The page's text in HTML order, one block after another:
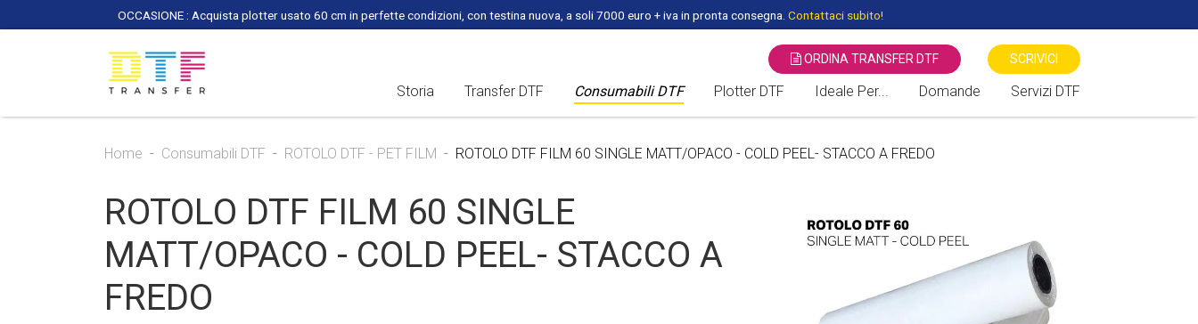
OCCASIONE : Acquista plotter usato 60 cm in perfette condizioni, con testina nuova, a soli 7000 euro + iva in pronta consegna. Contattaci subito!
ORDINA TRANSFER DTF SCRIVICI
Storia Transfer DTF Consumabili DTF
PEZZI DI RICAMBIO DTF
Plotter DTF Ideale Per...
Negozi di Moda
Cartolerie / Giornalai
Domande
Direct to Film
Sublimatico vs DTF Direct To
Film
Servizi DTF
Home Consumabili DTF ROTOLO DTF - PET FILM ROTOLO DTF FILM 60 SINGLE MATT/OPACO - COLD PEEL- STACCO A FREDO
ROTOLO DTF FILM 60 SINGLE
MATT/OPACO - COLD PEEL- STACCO A
FREDO